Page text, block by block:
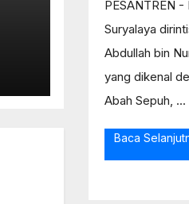
PESANTREN
Suryalaya
Abdullah bin
yang dikenal
Abah Sepuh, ...
Baca